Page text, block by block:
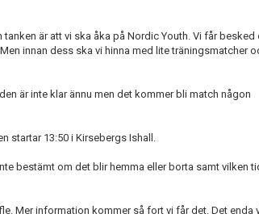
är att vi ska åka på Nordic Youth. Vi får besked
innan dess ska vi hinna med lite träningsmatcher
är inte klar ännu men det kommer bli match någon
startar 13:50 i Kirsebergs Ishall.
bestämt om det blir hemma eller borta samt vilken
Mer information kommer så fort vi får det. Det enda